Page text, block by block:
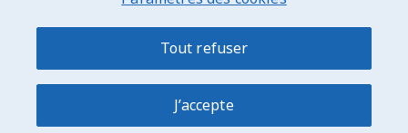
Plan du site
Tout refuser
J’accepte